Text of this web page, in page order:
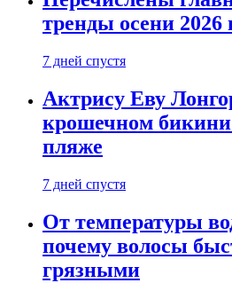
тренды осени 2026
7 дней спустя
Актрису Еву
крошечном
пляже
7 дней спустя
От температуры
почему волосы
грязными